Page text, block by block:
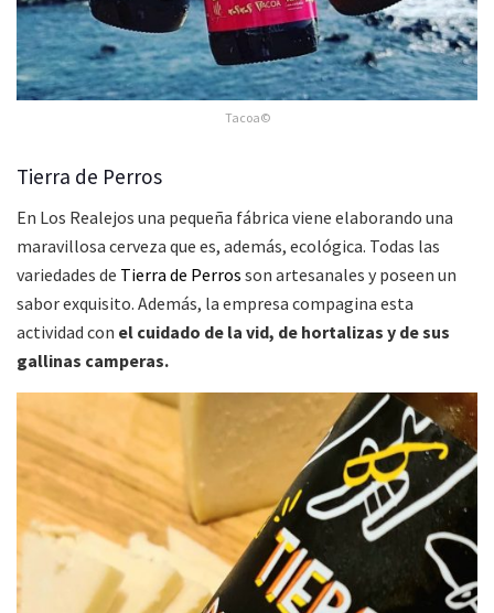
Tacoa©
Tierra de Perros
En Los Realejos una pequeña fábrica viene elaborando una
maravillosa cerveza que es, además, ecológica. Todas las
variedades de Tierra de Perros son artesanales y poseen un
sabor exquisito. Además, la empresa compagina esta
actividad con el cuidado de la vid, de hortalizas y de sus
gallinas camperas.